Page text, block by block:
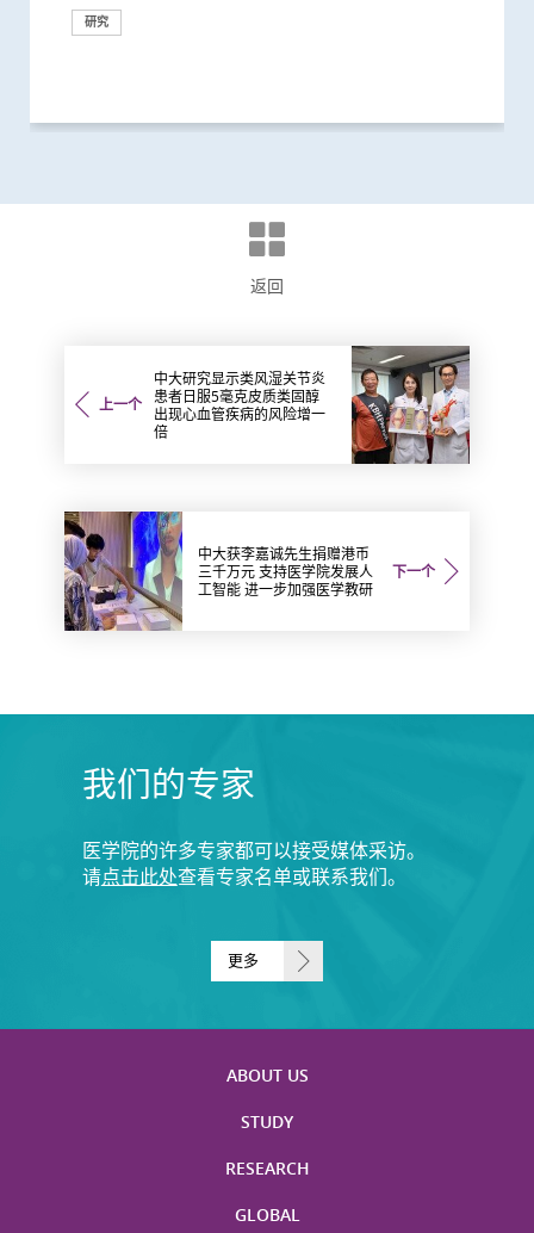
研究
不同年龄层 提倡广泛使用以达更佳疫...
研究
后抗拒「重回正轨」
载量及带活性病毒的比例偏高 持续带...
进行睡眠窒息症评估以减风险
幅缩减八成轮候时间
其子女糖尿病风险为同龄儿童3倍
研究
研究
的「蟹」 具独有致敏原
变的症状路线图
议
知行为治疗解决失眠问题
改善患者生活质素
研究
发风险 提供治疗新策略
研究
病及心血管病等风险
发精准免疫治疗
为难治型儿童血癌患者带来新希望
研究
测试
互作用」风险
Cten i 1」有助提升诊断准确度
研究
研究
向高达6倍 追踪初期症状如便秘 可提...
研究
童健康和福祉
毒」及「甲型流感」为两大致命病毒
增生症」检测
导疗程有效减轻病情
新方向
健康推广计划
健康推广计划
临床服务
研究
返回
上一个
中大研究显示类风湿关节炎
患者日服5毫克皮质类固醇
出现心血管疾病的风险增一
倍
下一个
中大获李嘉诚先生捐赠港币
三千万元 支持医学院发展人
工智能 进一步加强医学教研
我们的专家
医学院的许多专家都可以接受媒体采访。
请点击此处查看专家名单或联系我们。
更多
ABOUT US
STUDY
RESEARCH
GLOBAL